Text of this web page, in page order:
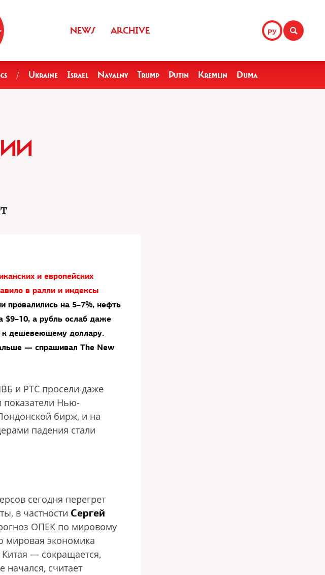
РУ
NEWS ARCHIVE
/ Ukraine Israel Navalny Trump Putin Kremlin Duma
и европейских
в ралли и индексы
провалились на 5–7%, нефть
$9–10, а рубль ослаб даже
дешевеющему доллару.
— спрашивал The New
и РТС просели даже
показатели Нью-
бирж, и на
падения стали
сегодня перегрет
в частности Сергей
ОПЕК по мировому
мировая экономика
— сокращается,
начался, считает